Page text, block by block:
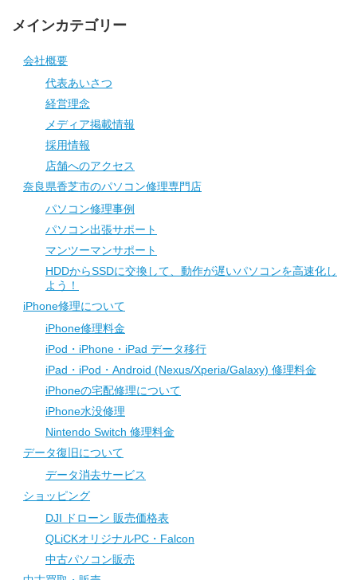
メインカテゴリー
会社概要
代表あいさつ
経営理念
メディア掲載情報
採用情報
店舗へのアクセス
奈良県香芝市のパソコン修理専門店
パソコン修理事例
パソコン出張サポート
マンツーマンサポート
HDDからSSDに交換して、動作が遅いパソコンを高速化し
よう！
iPhone修理について
iPhone修理料金
iPod・iPhone・iPad データ移行
iPad・iPod・Android (Nexus/Xperia/Galaxy) 修理料金
iPhoneの宅配修理について
iPhone水没修理
Nintendo Switch 修理料金
データ復旧について
データ消去サービス
ショッピング
DJI ドローン 販売価格表
QLiCKオリジナルPC・Falcon
中古パソコン販売